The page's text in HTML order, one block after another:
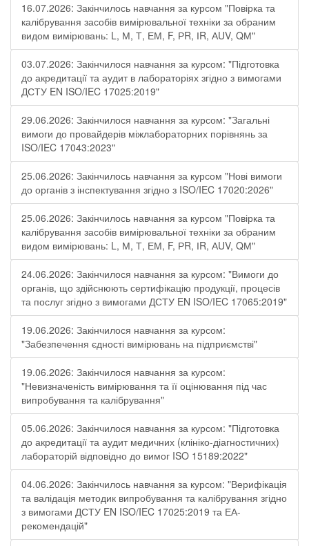
16.07.2026: Закінчилось навчання за курсом "Повірка та
калібрування засобів вимірювальної техніки за обраним
видом вимірювань: L, М, Т, ЕМ, F, РR, ІR, АUV, QМ"
03.07.2026: Закінчилося навчання за курсом: "Підготовка
до акредитації та аудит в лабораторіях згідно з вимогами
ДСТУ EN ISO/IEC 17025:2019"
29.06.2026: Закінчилося навчання за курсом: "Загальні
вимоги до провайдерів міжлабораторних порівнянь за
ISO/IEC 17043:2023"
25.06.2026: Закінчилось навчання за курсом "Нові вимоги
до органів з інспектування згідно з ISO/IEC 17020:2026"
25.06.2026: Закінчилось навчання за курсом "Повірка та
калібрування засобів вимірювальної техніки за обраним
видом вимірювань: L, М, Т, ЕМ, F, РR, ІR, АUV, QМ"
24.06.2026: Закінчилося навчання за курсом: "Вимоги до
органів, що здійснюють сертифікацію продукції, процесів
та послуг згідно з вимогами ДСТУ EN ISO/IEC 17065:2019"
19.06.2026: Закінчилося навчання за курсом:
"Забезпечення єдності вимірювань на підприємстві"
19.06.2026: Закінчилося навчання за курсом:
"Невизначеність вимірювання та її оцінювання під час
випробування та калібрування"
05.06.2026: Закінчилося навчання за курсом: "Підготовка
до акредитації та аудит медичних (клініко-діагностичних)
лабораторій відповідно до вимог ISO 15189:2022"
04.06.2026: Закінчилось навчання за курсом: "Верифікація
та валідація методик випробування та калібрування згідно
з вимогами ДСТУ EN ISO/IEC 17025:2019 та ЕА-
рекомендацій"